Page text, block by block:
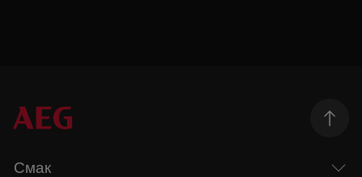
Смак